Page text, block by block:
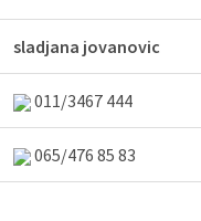
sladjana jovanovic
011/3467 444
065/476 85 83